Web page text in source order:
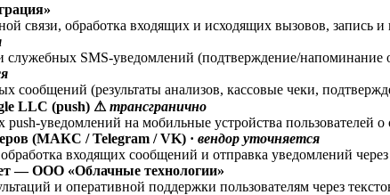
связи, обработка входящих и исходящих вызовов, запись
служебных SMS-уведомлений (подтверждение/
сообщений (результаты анализов, кассовые чеки,
LLC (push) ⚠ трансгранично
push-уведомлений на мобильные устройства пользователей
(МАКС / Telegram / VK) · вендор уточняется
входящих сообщений и отправка уведомлений
— ООО «Облачные технологии»
и оперативной поддержки пользователям через